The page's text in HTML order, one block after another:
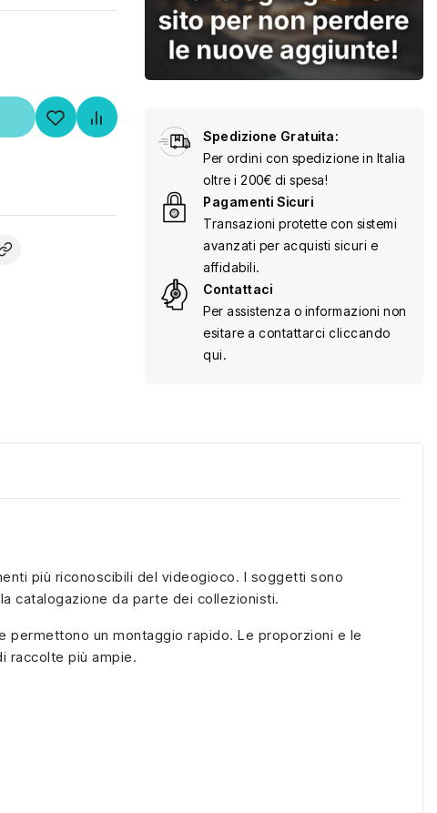
Spedizione Gratuita:
Per ordini con spedizione in Italia
oltre i 200€ di spesa!
Pagamenti Sicuri
Transazioni protette con sistemi
avanzati per acquisti sicuri e
affidabili.
Contattaci
Per assistenza o informazioni non
esitare a contattarci cliccando
qui.
più riconoscibili del videogioco. I soggetti sono
catalogazione da parte dei collezionisti.
permettono un montaggio rapido. Le proporzioni e le
raccolte più ampie.